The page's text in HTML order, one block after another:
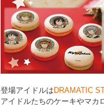
登場アイドルは DRAMATIC
アイドルたちのケーキやマカ